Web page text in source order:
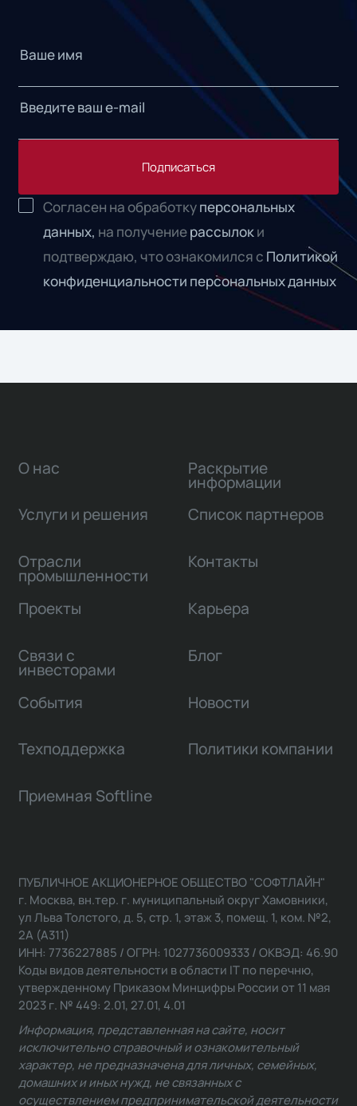
Подписаться
Согласен на обработкуперсональных
данных, на получениерассылоки
подтверждаю, что ознакомился с Политикой
конфиденциальности персональных данных
О нас
Услуги и решения
Отрасли
промышленности
Проекты
Связи с
инвесторами
Раскрытие
информации
Список партнеров
Контакты
Карьера
Блог
События Новости
Техподдержка Политики компании
Приемная Softline
ПУБЛИЧНОЕ АКЦИОНЕРНОЕ ОБЩЕСТВО "СОФТЛАЙН"
г. Москва, вн.тер. г. муниципальный округ Хамовники,
ул Льва Толстого, д. 5, стр. 1, этаж 3, помещ. 1, ком. №2,
2А (А311)
ИНН: 7736227885 / ОГРН: 1027736009333 / ОКВЭД: 46.90
Коды видов деятельности в области IT по перечню,
утвержденному Приказом Минцифры России от 11 мая
2023 г. № 449: 2.01, 27.01, 4.01
Информация, представленная на сайте, носит
исключительно справочный и ознакомительный
характер, не предназначена для личных, семейных,
домашних и иных нужд, не связанных с
осуществлением предпринимательской деятельности